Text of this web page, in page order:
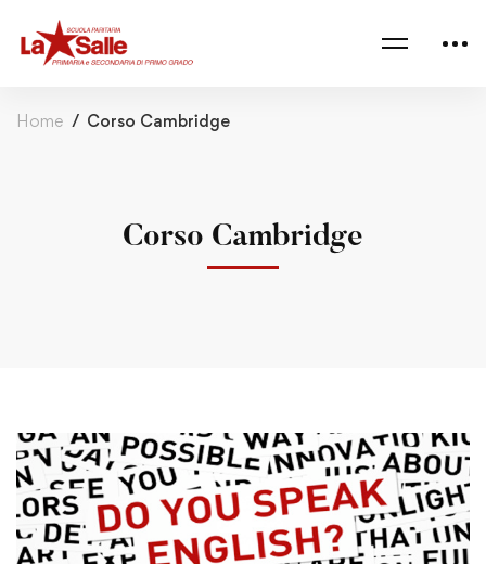
Home Corso Cambridge
Corso Cambridge